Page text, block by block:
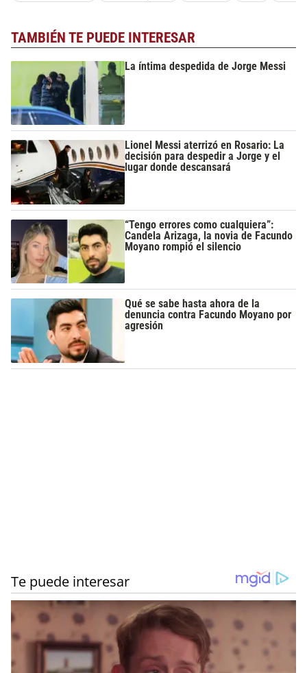
TAMBIÉN TE PUEDE INTERESAR
La íntima despedida de Jorge Messi
Lionel Messi aterrizó en Rosario: La
decisión para despedir a Jorge y el
lugar donde descansará
“Tengo errores como cualquiera”:
Candela Arizaga, la novia de Facundo
Moyano rompió el silencio
Qué se sabe hasta ahora de la
denuncia contra Facundo Moyano por
agresión